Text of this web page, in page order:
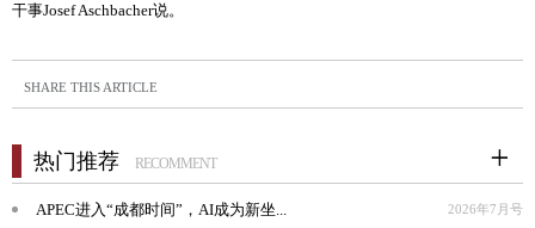
干事Josef Aschbacher说。
SHARE THIS ARTICLE
热门推荐 RECOMMENT
APEC进入“成都时间”，AI成为新坐... 2026年7月号